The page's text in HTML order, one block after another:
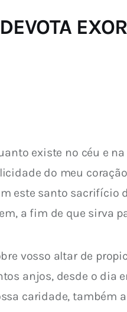
existe no céu e
do meu
este santo sacrifício
a fim de que sirva
vosso altar de
anjos, desde o dia
caridade, também